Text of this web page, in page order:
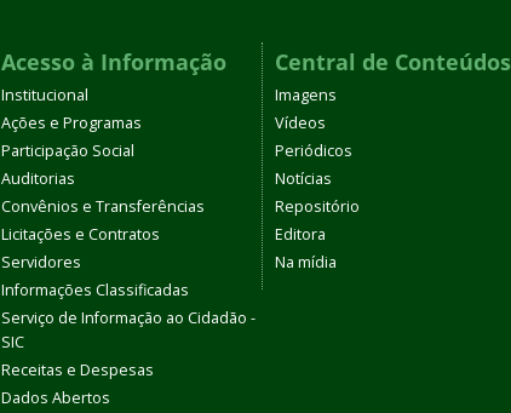
Acesso à Informação
Institucional
Ações e Programas
Participação Social
Auditorias
Convênios e Transferências
Licitações e Contratos
Servidores
Informações Classificadas
Serviço de Informação ao Cidadão -
SIC
Receitas e Despesas
Dados Abertos
Central de Conteúdos
Imagens
Vídeos
Periódicos
Notícias
Repositório
Editora
Na mídia